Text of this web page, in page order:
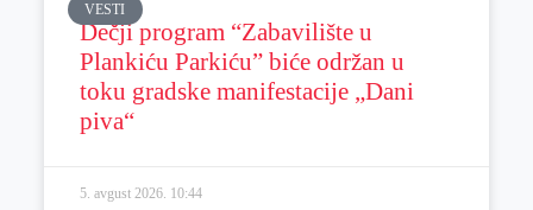
VESTI
Dečji program “Zabavilište u
Plankiću Parkiću” biće održan u
toku gradske manifestacije „Dani
piva“
5. avgust 2026. 10:44